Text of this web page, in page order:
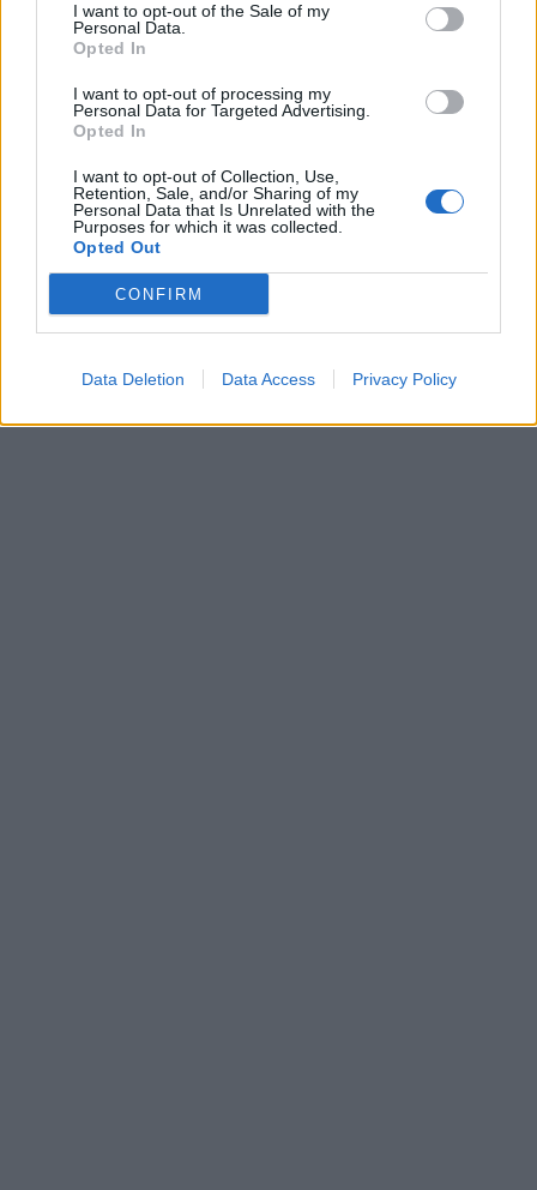
I want to opt-out of the Sale of my
Personal Data.
Opted In
I want to opt-out of processing my
Personal Data for Targeted Advertising.
Opted In
I want to opt-out of Collection, Use,
Retention, Sale, and/or Sharing of my
Personal Data that Is Unrelated with the
Purposes for which it was collected.
Opted Out
CONFIRM
Data Deletion Data Access Privacy Policy